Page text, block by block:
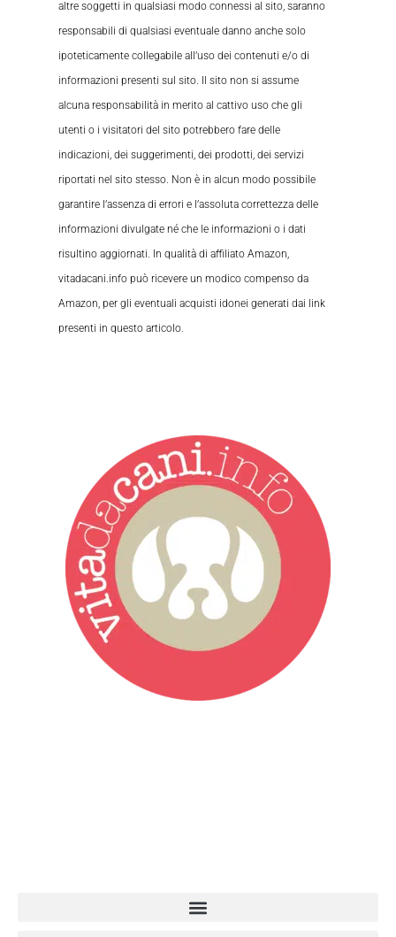
altre soggetti in qualsiasi modo connessi al sito, saranno
responsabili di qualsiasi eventuale danno anche solo
ipoteticamente collegabile all’uso dei contenuti e/o di
informazioni presenti sul sito. Il sito non si assume
alcuna responsabilità in merito al cattivo uso che gli
utenti o i visitatori del sito potrebbero fare delle
indicazioni, dei suggerimenti, dei prodotti, dei servizi
riportati nel sito stesso. Non è in alcun modo possibile
garantire l’assenza di errori e l’assoluta correttezza delle
informazioni divulgate né che le informazioni o i dati
risultino aggiornati. In qualità di affiliato Amazon,
vitadacani.info può ricevere un modico compenso da
Amazon, per gli eventuali acquisti idonei generati dai link
presenti in questo articolo.